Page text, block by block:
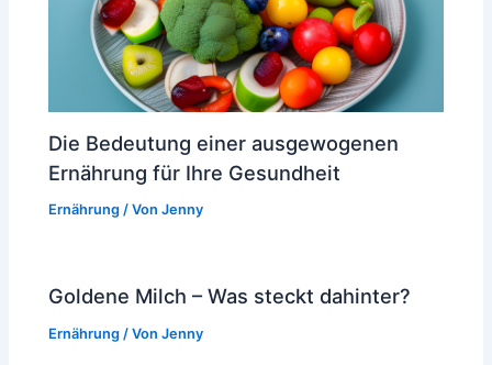
Die Bedeutung einer ausgewogenen
Ernährung für Ihre Gesundheit
Ernährung / VonJenny
Goldene Milch – Was steckt dahinter?
Ernährung / VonJenny